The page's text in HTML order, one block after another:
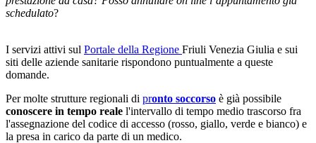
schedulato?
I servizi attivi sul Portale della Regione Friuli Venezia Giulia e sui
siti delle aziende sanitarie rispondono puntualmente a queste
domande.
Per molte strutture regionali di pronto soccorso è già possibile
conoscere in tempo reale l'intervallo di tempo medio trascorso fra
l'assegnazione del codice di accesso (rosso, giallo, verde e bianco) e
la presa in carico da parte di un medico.